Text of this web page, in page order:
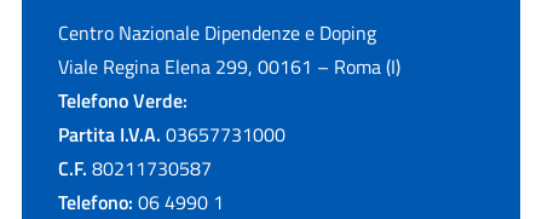
Centro Nazionale Dipendenze e Doping
Viale Regina Elena 299, 00161 – Roma (I)
Telefono Verde:
Partita I.V.A. 03657731000
C.F. 80211730587
Telefono: 06 4990 1